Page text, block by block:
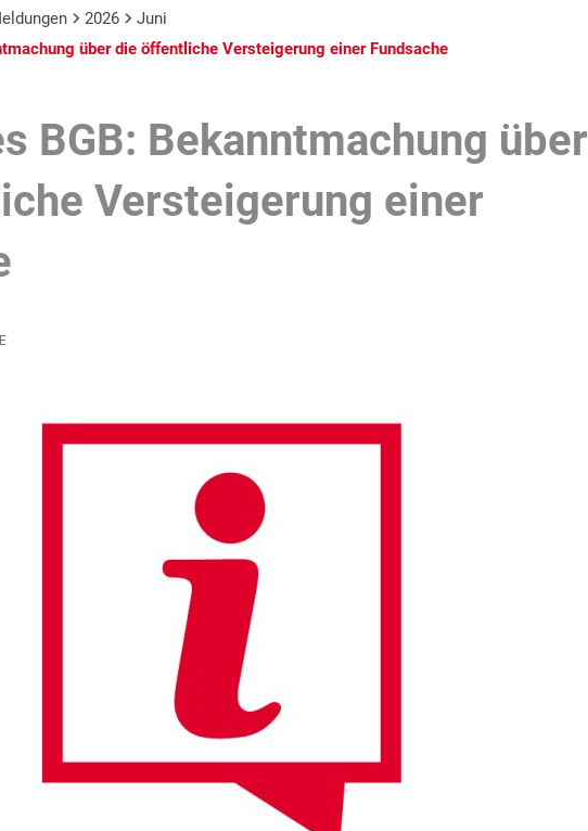
2026
Juni
über die öffentliche Versteigerung einer Fundsache
BGB: Bekanntmachung über
Versteigerung einer